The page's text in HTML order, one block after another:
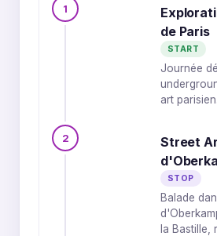
1
de Paris
START
Journée
art parisien.
2
Street
STOP
Balade
la Bastille,